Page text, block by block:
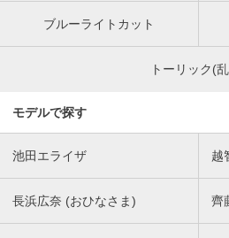
ブルーライトカット
トーリック(
モデルで探す
池田エライザ 越
長浜広奈 (おひなさま) 齊